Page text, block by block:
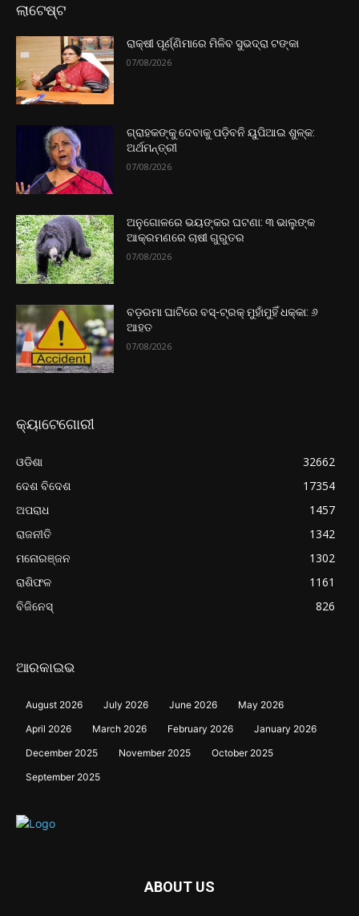
ଲାଟେଷ୍ଟ
ରାକ୍ଷୀ ପୂର୍ଣ୍ଣିମାରେ ମିଳିବ ସୁଭଦ୍ରା ଟଙ୍କା
07/08/2026
ଗ୍ରାହକଙ୍କୁ ଦେବାକୁ ପଡ଼ିବନି ୟୁପିଆଇ ଶୁଳ୍କ:
ଅର୍ଥମନ୍ତ୍ରୀ
07/08/2026
ଅନୁଗୋଳରେ ଭୟଙ୍କର ଘଟଣା: ୩ ଭାଲୁଙ୍କ
ଆକ୍ରମଣରେ ଚାଷୀ ଗୁରୁତର
07/08/2026
ବଡ଼ରମା ଘାଟିରେ ବସ୍-ଟ୍ରକ୍ ମୁହାଁମୁହିଁ ଧକ୍କା: ୬
ଆହତ
07/08/2026
କ୍ୟାଟେଗୋରୀ
ଓଡିଶା
32662
ଦେଶ ବିଦେଶ
17354
ଅପରାଧ
1457
ରାଜନୀତି
1342
ମନୋରଞ୍ଜନ
1302
ରାଶିଫଳ
1161
ବିଜିନେସ୍
826
ଆରକାଇଭ
August 2026 July 2026 June 2026
May 2026
April 2026
March 2026 February 2026
January 2026
December 2025
November 2025
October 2025
September 2025
ABOUT US